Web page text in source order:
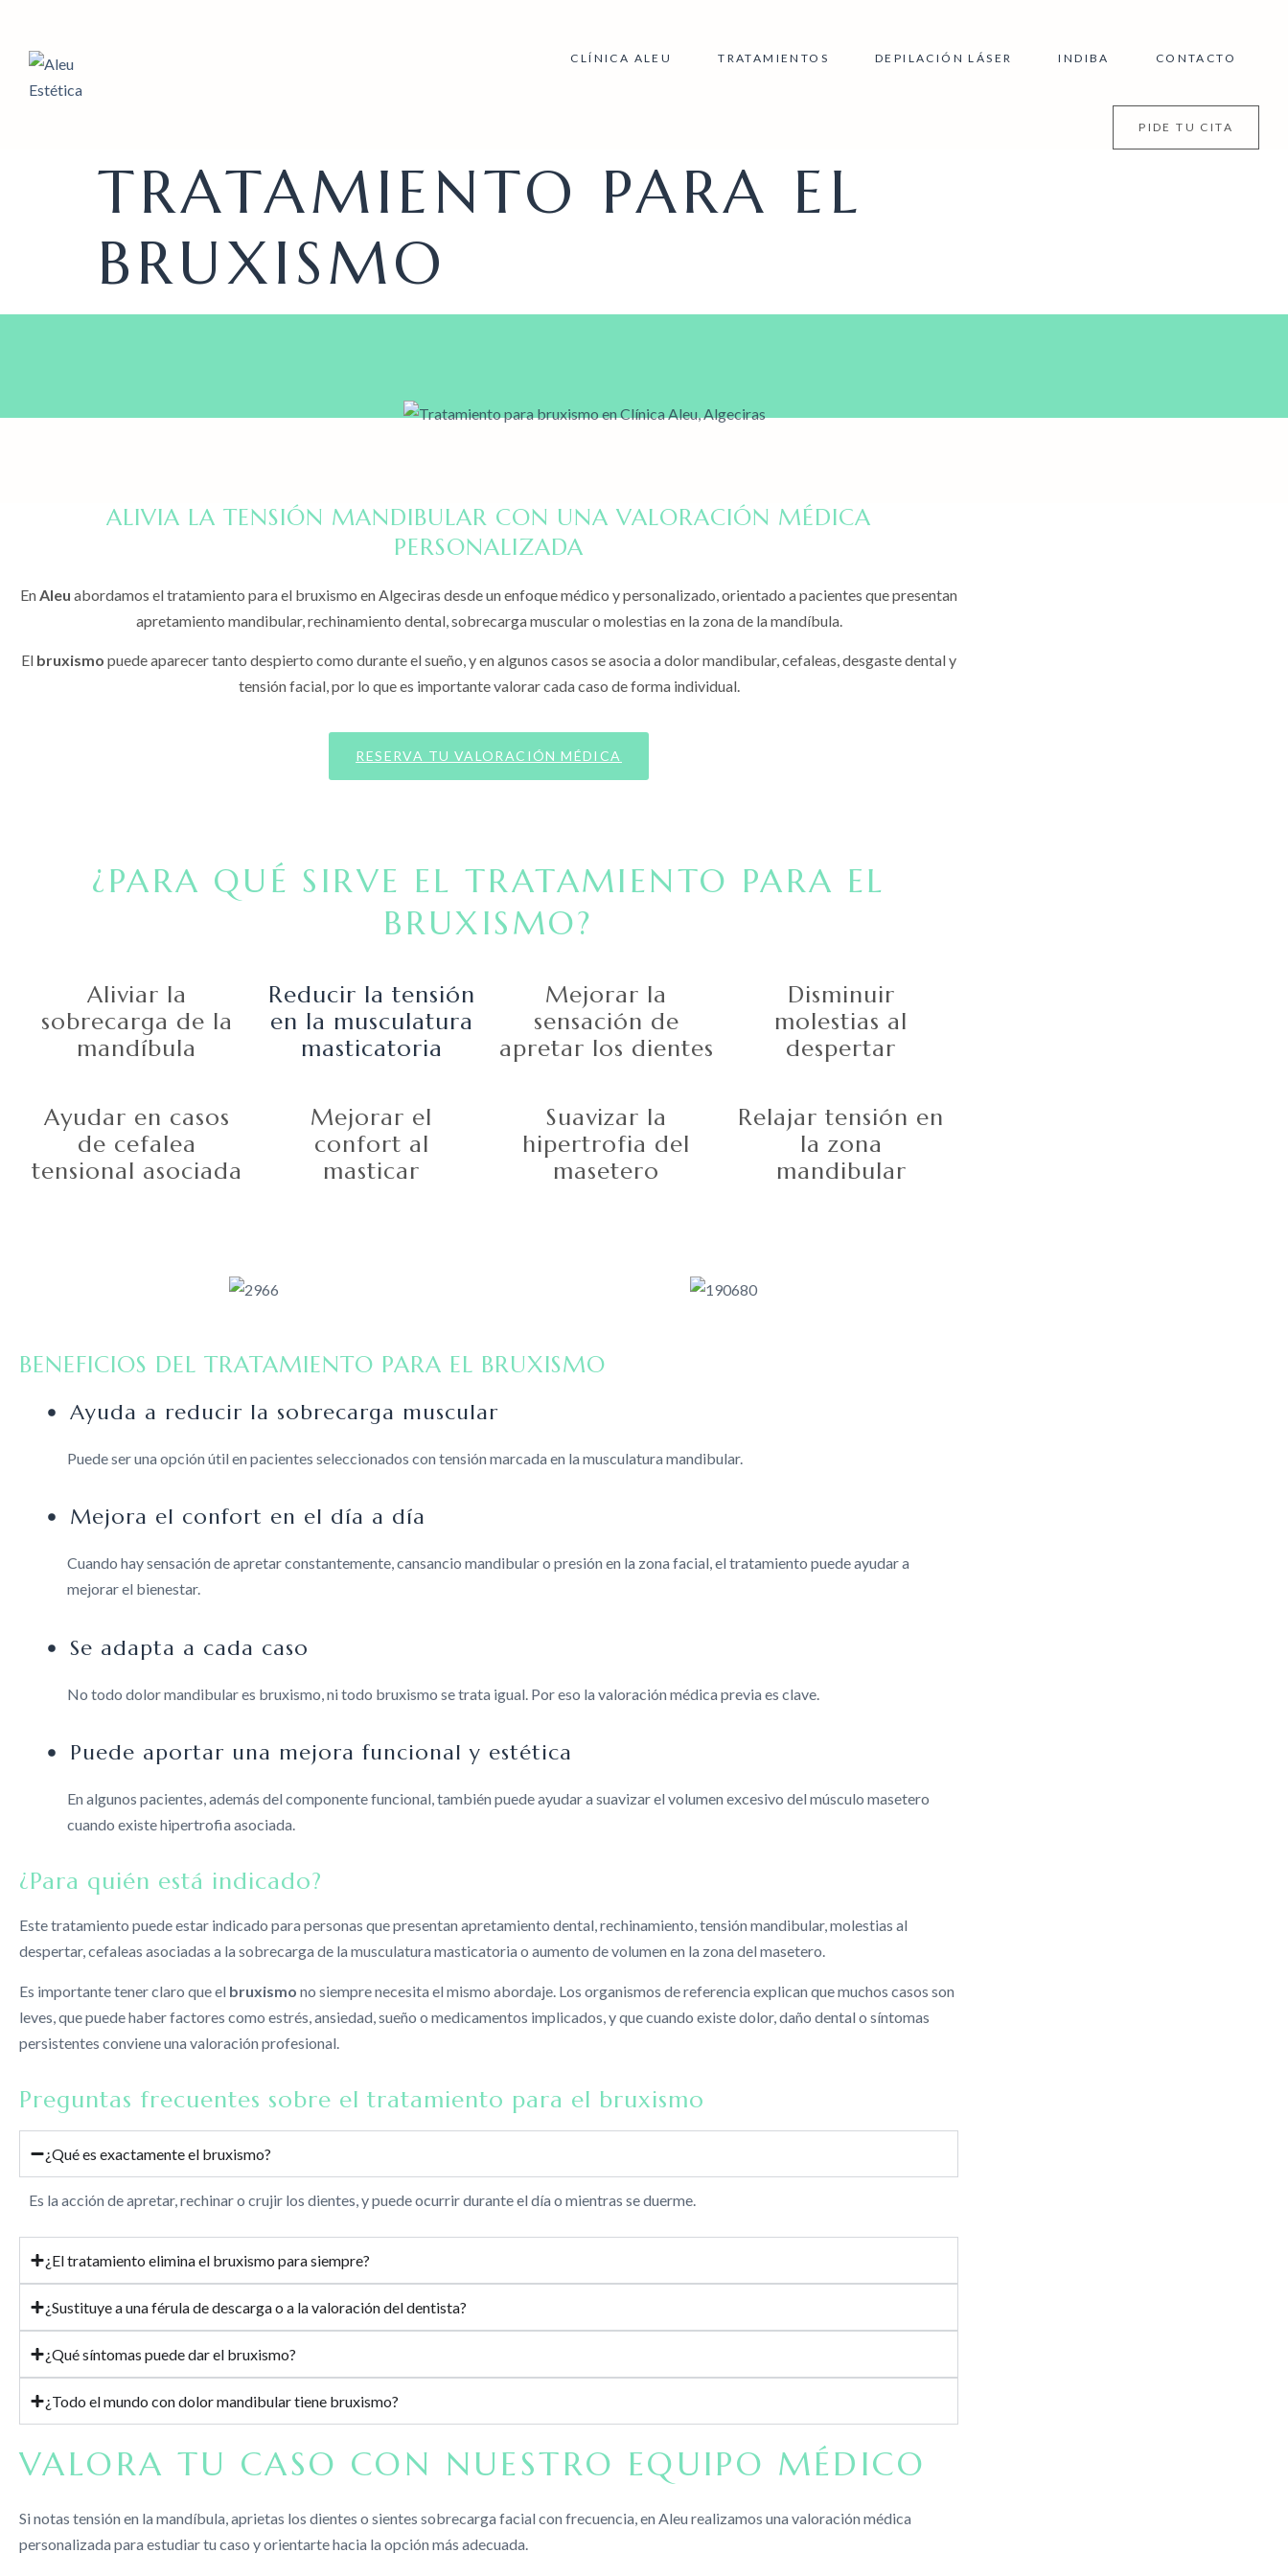
CLÍNICA ALEU TRATAMIENTOS DEPILACIÓN LÁSER INDIBA CONTACTO
PIDE TU CITA
TRATAMIENTO PARA EL
BRUXISMO
ALIVIA LA TENSIÓN MANDIBULAR CON UNA VALORACIÓN MÉDICA
PERSONALIZADA
EnAleu abordamos el tratamiento para el bruxismo en Algeciras desde un enfoque médico y personalizado, orientado a pacientes que presentan
apretamiento mandibular, rechinamiento dental, sobrecarga muscular o molestias en la zona de la mandíbula.
El bruxismo puede aparecer tanto despierto como durante el sueño, y en algunos casos se asocia a dolor mandibular, cefaleas, desgaste dental y
tensión facial, por lo que es importante valorar cada caso de forma individual.
RESERVA TU VALORACIÓN MÉDICA
¿PARA QUÉ SIRVE EL TRATAMIENTO PARA EL
BRUXISMO?
Aliviar la
sobrecarga de la
mandíbula
Reducir la tensión
en la musculatura
masticatoria
Mejorar la
sensación de
apretar los dientes
Disminuir
molestias al
despertar
Ayudar en casos
de cefalea
tensional asociada
Mejorar el
confort al
masticar
Suavizar la
hipertrofia del
masetero
Relajar tensión en
la zona
mandibular
BENEFICIOS DEL TRATAMIENTO PARA EL BRUXISMO
Ayuda a reducir la sobrecarga muscular
Puede ser una opción útil en pacientes seleccionados con tensión marcada en la musculatura mandibular.
Mejora el confort en el día a día
Cuando hay sensación de apretar constantemente, cansancio mandibular o presión en la zona facial, el tratamiento puede ayudar a
mejorar el bienestar.
Se adapta a cada caso
No todo dolor mandibular es bruxismo, ni todo bruxismo se trata igual. Por eso la valoración médica previa es clave.
Puede aportar una mejora funcional y estética
En algunos pacientes, además del componente funcional, también puede ayudar a suavizar el volumen excesivo del músculo masetero
cuando existe hipertrofia asociada.
¿Para quién está indicado?
Este tratamiento puede estar indicado para personas que presentan apretamiento dental, rechinamiento, tensión mandibular, molestias al
despertar, cefaleas asociadas a la sobrecarga de la musculatura masticatoria o aumento de volumen en la zona del masetero.
Es importante tener claro que el bruxismo no siempre necesita el mismo abordaje. Los organismos de referencia explican que muchos casos son
leves, que puede haber factores como estrés, ansiedad, sueño o medicamentos implicados, y que cuando existe dolor, daño dental o síntomas
persistentes conviene una valoración profesional.
Preguntas frecuentes sobre el tratamiento para el bruxismo
¿Qué es exactamente el bruxismo?
Es la acción de apretar, rechinar o crujir los dientes, y puede ocurrir durante el día o mientras se duerme.
¿El tratamiento elimina el bruxismo para siempre?
¿Sustituye a una férula de descarga o a la valoración del dentista?
¿Qué síntomas puede dar el bruxismo?
¿Todo el mundo con dolor mandibular tiene bruxismo?
VALORA TU CASO CON NUESTRO EQUIPO MÉDICO
Si notas tensión en la mandíbula, aprietas los dientes o sientes sobrecarga facial con frecuencia, en Aleu realizamos una valoración médica
personalizada para estudiar tu caso y orientarte hacia la opción más adecuada.